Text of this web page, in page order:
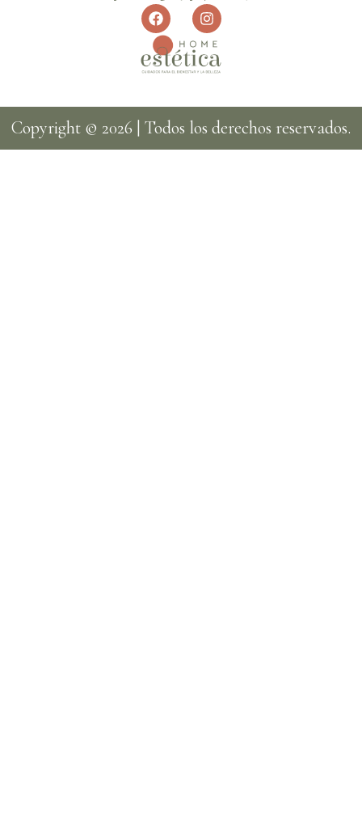
Copyright © 2026 | Todos los derechos reservados.